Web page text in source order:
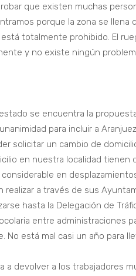
que existen muchas
porque la zona se llena
totalmente prohibido. El
y no existe ningún
se encuentra la
para incluir a
solicitar un cambio de
en nuestra localidad tienen
en
a través de sus
hasta la Delegación de
entre administraciones
No está mal casi un año para
a devolver a los trabajadores